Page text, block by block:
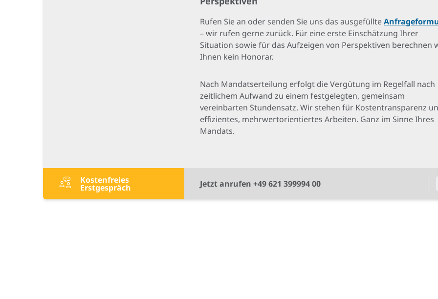
Rufen Sie an oder senden Sie uns das ausgefüllte
– wir rufen gerne zurück. Für eine erste Einschätzung Ihrer
Situation sowie für das Aufzeigen von Perspektiven berechnen
Ihnen kein Honorar.
Nach Mandatserteilung erfolgt die Vergütung im Regelfall nach
zeitlichem Aufwand zu einem festgelegten, gemeinsam
vereinbarten Stundensatz. Wir stehen für Kostentransparenz
effizientes, mehrwertorientiertes Arbeiten. Ganz im Sinne Ihres
Mandats.
Kostenfreies
Erstgespräch Jetzt anrufen +49 621 399994 00